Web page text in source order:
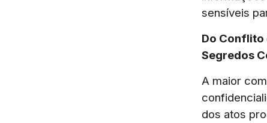
sensíveis
Do Conflito
Segredos
A maior
dos atos